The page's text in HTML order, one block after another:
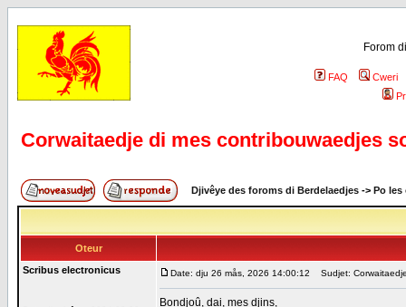
Forom
FAQ
Cweri
Corwaitaedje di mes contribouwaedjes
Djivêye des foroms di Berdelaedjes -> Po les
Oteur
Scribus electronicus
Date: dju 26 mås, 2026 14:00:12 Sudjet:
Bondjoû, dai, mes djins,